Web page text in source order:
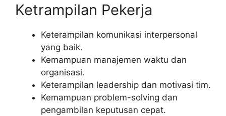
Ketrampilan Pekerja
Keterampilan komunikasi interpersonal
yang baik.
Kemampuan manajemen waktu dan
organisasi.
Keterampilan leadership dan motivasi tim.
Kemampuan problem-solving dan
pengambilan keputusan cepat.